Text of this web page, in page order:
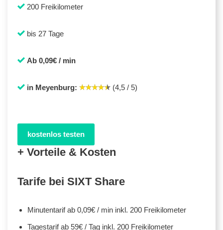
200 Freikilometer
bis 27 Tage
Ab 0,09€ / min
in Meyenburg: (4,5 / 5)
kostenlos testen
+ Vorteile & Kosten
Tarife bei SIXT Share
Minutentarif ab 0,09€ / min inkl. 200 Freikilometer
Tagestarif ab 59€ / Tag inkl. 200 Freikilometer